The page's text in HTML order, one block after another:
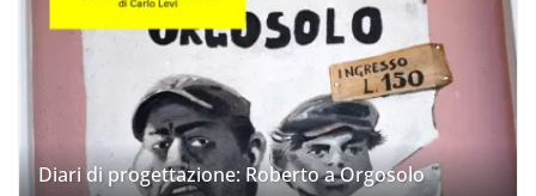
Diari di progettazione: Roberto a Orgosolo